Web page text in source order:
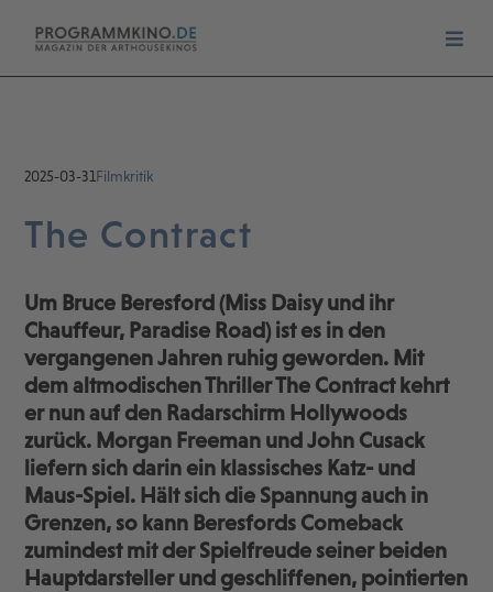
2025-03-31Filmkritik
The Contract
Um Bruce Beresford (Miss Daisy und ihr
Chauffeur, Paradise Road) ist es in den
vergangenen Jahren ruhig geworden. Mit
dem altmodischen Thriller The Contract kehrt
er nun auf den Radarschirm Hollywoods
zurück. Morgan Freeman und John Cusack
liefern sich darin ein klassisches Katz- und
Maus-Spiel. Hält sich die Spannung auch in
Grenzen, so kann Beresfords Comeback
zumindest mit der Spielfreude seiner beiden
Hauptdarsteller und geschliffenen, pointierten